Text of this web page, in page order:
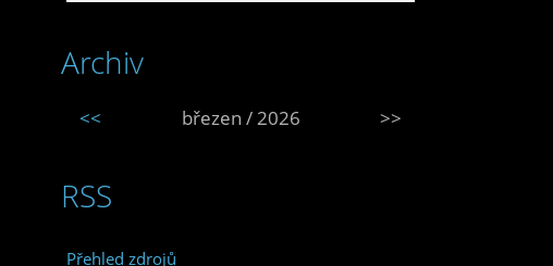
Archiv
<< březen / 2026 >>
RSS
Přehled zdrojů